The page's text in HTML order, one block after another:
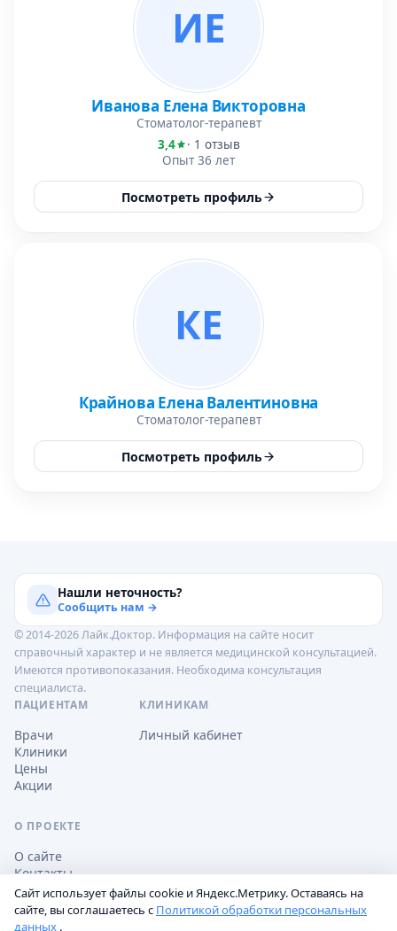
ИЕ
Иванова Елена Викторовна
Стоматолог-терапевт
3,4
· 1 отзыв
Опыт 36 лет
Посмотреть профиль
КЕ
Крайнова Елена Валентиновна
Стоматолог-терапевт
Посмотреть профиль
Нашли неточность?
Сообщить нам →
© 2014-2026 Лайк.Доктор. Информация на сайте носит
справочный характер и не является медицинской консультацией.
Имеются противопоказания. Необходима консультация
специалиста.
ПАЦИЕНТАМ
Врачи
Клиники
Цены
Акции
КЛИНИКАМ
Личный кабинет
О ПРОЕКТЕ
О сайте
Контакты
Сайт использует файлы cookie и Яндекс.Метрику. Оставаясь на
сайте, вы соглашаетесь с Политикой обработки персональных
данных .